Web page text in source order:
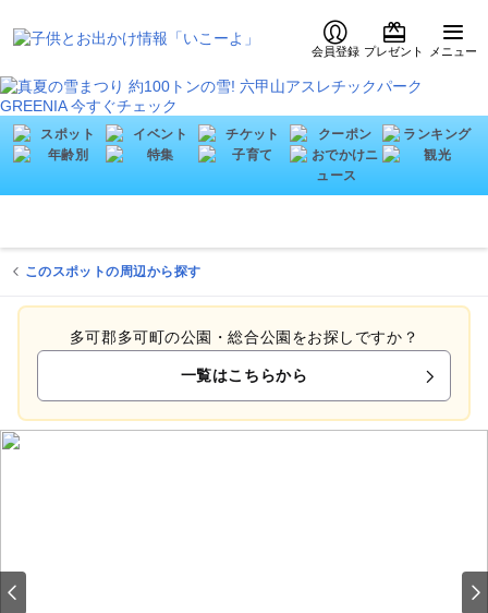
会員登録 プレゼント メニュー
このスポットの周辺から探す
多可郡多可町の公園・総合公園をお探しですか？
一覧はこちらから